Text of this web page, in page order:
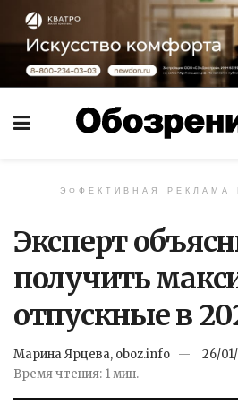
ЭФФЕКТИВНАЯ РЕКЛАМА
Эксперт
получить
отпускные в
Марина Ярцева, oboz.info
26/
Время чтения: 1 мин.